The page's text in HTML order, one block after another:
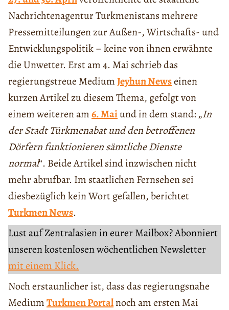
Nachrichtenagentur Turkmenistans mehrere
Pressemitteilungen zur Außen-, Wirtschafts- und
Entwicklungspolitik – keine von ihnen erwähnte
die Unwetter. Erst am 4. Mai schrieb das
regierungstreue MediumJeyhun Newseinen
kurzen Artikel zu diesem Thema, gefolgt von
einem weiteren am6. Maiund in dem stand: „In
der Stadt Türkmenabat und den betroffenen
Dörfern funktionieren sämtliche Dienste
normal“. Beide Artikel sind inzwischen nicht
mehr abrufbar. Im staatlichen Fernsehen sei
diesbezüglich kein Wort gefallen, berichtet
Turkmen News.
Lust auf Zentralasien in eurer Mailbox? Abonniert
unseren kostenlosen wöchentlichen Newsletter
mit einem Klick.
Noch erstaunlicher ist, dass das regierungsnahe
MediumTurkmen Portalnoch am ersten Mai